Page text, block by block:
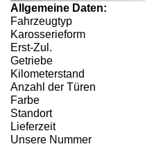
Allgemeine Daten:
Fahrzeugtyp
Karosserieform
Erst-Zul.
Getriebe
Kilometerstand
Anzahl der Türen
Farbe
Standort
Lieferzeit
Unsere Nummer